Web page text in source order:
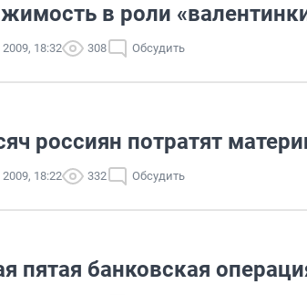
в роли
18:32 308 Обсудить
россиян потратят
18:22 332 Обсудить
пятая банковская